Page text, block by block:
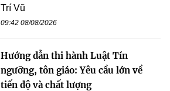
Trí Vũ
09:42 08/08/2026
Hướng dẫn thi hành Luật Tín
ngưỡng, tôn giáo: Yêu cầu lớn về
tiến độ và chất lượng